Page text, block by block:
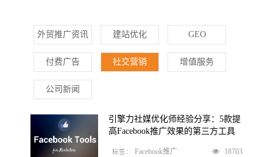
外贸推广资讯 建站优化 GEO
付费广告 社交营销 增值服务
公司新闻
引擎力社媒优化师经验分享：5款提
高Facebook推广效果的第三方工具
标签： Facebook推广 18703